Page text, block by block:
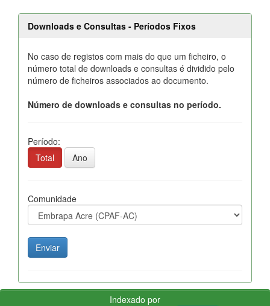
Downloads e Consultas - Períodos Fixos
No caso de registos com mais do que um ficheiro, o
número total de downloads e consultas é dividido pelo
número de ficheiros associados ao documento.
Número de downloads e consultas no período.
Período:
Total
Ano
Comunidade
Indexado por